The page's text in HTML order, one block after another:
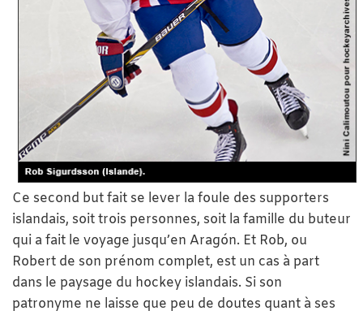
Ce second but fait se lever la foule des supporters
islandais, soit trois personnes, soit la famille du buteur
qui a fait le voyage jusqu’en Aragón. Et Rob, ou
Robert de son prénom complet, est un cas à part
dans le paysage du hockey islandais. Si son
patronyme ne laisse que peu de doutes quant à ses